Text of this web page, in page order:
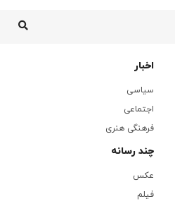
اخبار
سیاسی
اجتماعی
فرهنگی هنری
چند رسانه
عکس
فیلم